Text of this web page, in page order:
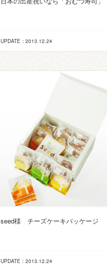
UPDATE：2013.12.24
seed様 チーズケーキパッケージ
UPDATE：2013.12.24